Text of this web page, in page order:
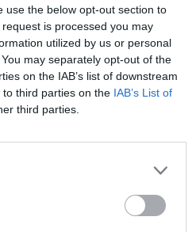
use the below opt-out section to
is processed you may
utilized by us or personal
may separately opt-out of the
on the IAB’s list of downstream
third parties on the IAB’s List of
third parties.
Visi įrašai
įsitvirtinti
neteisus
Laidos | Nauja